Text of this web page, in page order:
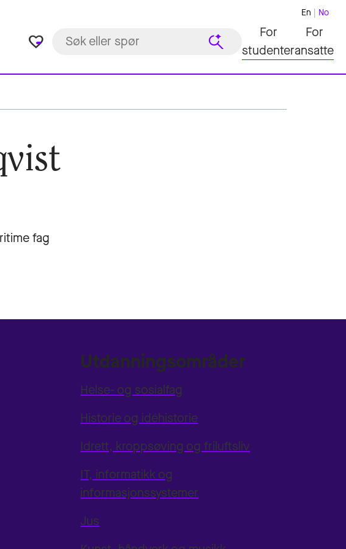
favorite_border
En No
For
studenter
For
ansatte
fag
Utdanningsområder
Helse- og sosialfag
Historie og idéhistorie
Idrett, kroppsøving og friluftsliv
IT, informatikk og
informasjonssystemer
Jus